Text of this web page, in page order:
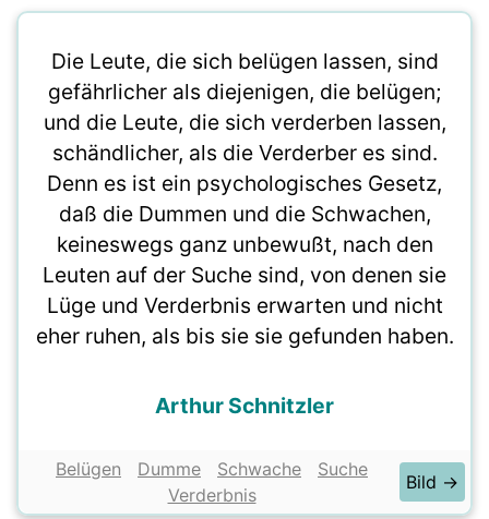
Die Leute, die sich belügen lassen, sind
gefährlicher als diejenigen, die belügen;
und die Leute, die sich verderben lassen,
schändlicher, als die Verderber es sind.
Denn es ist ein psychologisches Gesetz,
daß die Dummen und die Schwachen,
keineswegs ganz unbewußt, nach den
Leuten auf der Suche sind, von denen sie
Lüge und Verderbnis erwarten und nicht
eher ruhen, als bis sie sie gefunden haben.
Arthur Schnitzler
Belügen Dumme Schwache
Suche
Verderbnis
Bild →